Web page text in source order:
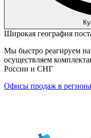
Широкая география
Мы быстро реагируем
осуществляем
России и СНГ
Офисы продаж в